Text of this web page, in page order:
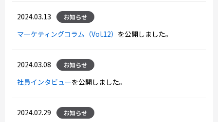
2024.03.13 お知らせ
マーケティングコラム（Vol.12） を公開しました。
2024.03.08 お知らせ
社員インタビューを公開しました。
2024.02.29 お知らせ